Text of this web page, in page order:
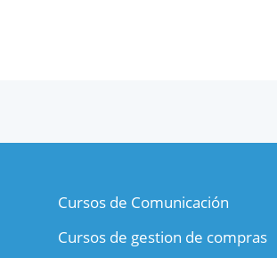
Cursos de Comunicación
Cursos de gestion de compras